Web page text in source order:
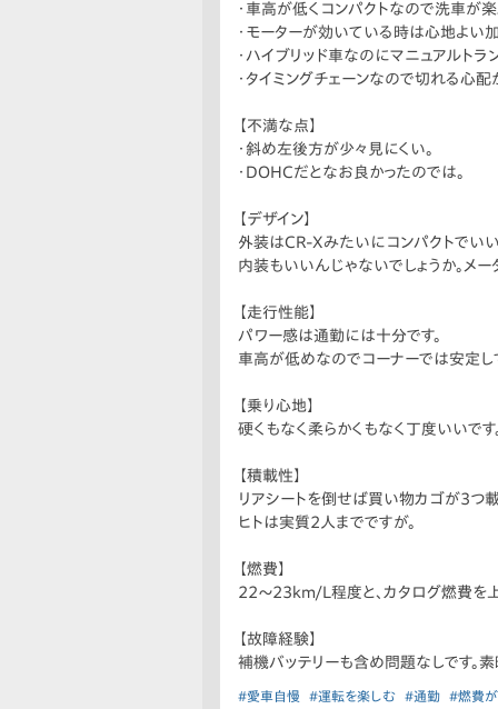
・車高が低くコンパクトなので洗車が楽
・モーターが効いている時は心地よい加
・ハイブリッド車なのにマニュアルトラ
・タイミングチェーンなので切れる心配
【不満な点】
・斜め左後方が少々見にくい。
・DOHCだとなお良かったのでは。
【デザイン】
外装はCR-Xみたいにコンパクトでいい
内装もいいんじゃないでしょうか。メ
【走行性能】
パワー感は通勤には十分です。
車高が低めなのでコーナーでは安定し
【乗り心地】
硬くもなく柔らかくもなく丁度いいです
【積載性】
リアシートを倒せば買い物カゴが3つ載
ヒトは実質2人までですが。
【燃費】
22〜23km/L程度と、カタログ燃費を
【故障経験】
補機バッテリーも含め問題なしです。素
#愛車自慢 #運転を楽しむ #通勤 #燃費